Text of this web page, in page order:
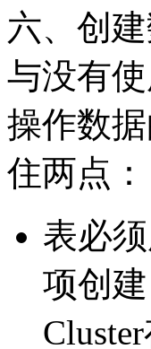
六、创
与没有
操作数
住两点：
表必
项创